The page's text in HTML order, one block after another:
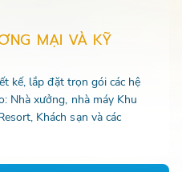
MẠI VÀ KỸ
kế, lắp đặt trọn gói các hệ
Nhà xưởng, nhà máy Khu
Khách sạn và các